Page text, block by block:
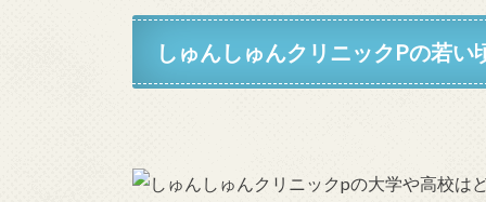
しゅんしゅんクリニックPの若い